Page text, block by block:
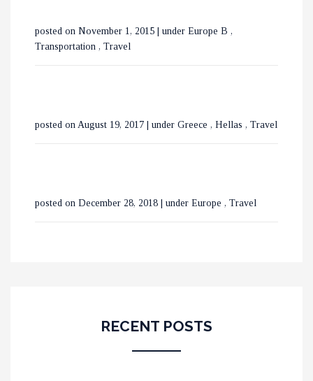
posted on November 1, 2015 under Europe B ,
Transportation , Travel
posted on August 19, 2017 under Greece , Hellas , Travel
ΒΟΥΚΟΥΡΕΣΤΙ ΣΕ 3 ΗΜΕΡΕΣ
posted on December 28, 2018 under Europe , Travel
RECENT POSTS